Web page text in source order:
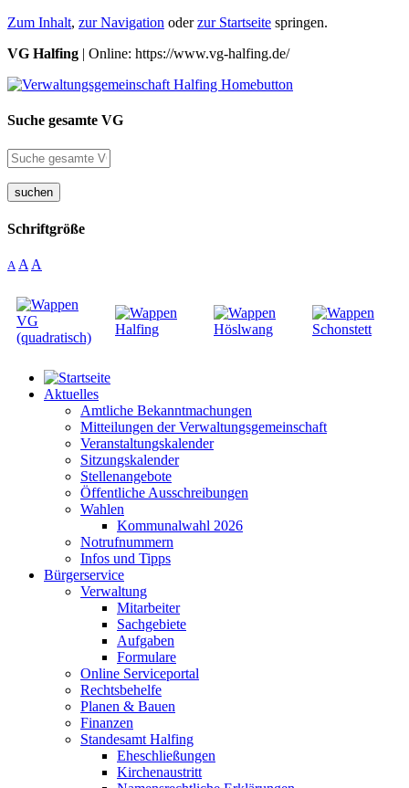
Zum Inhalt, zur Navigation oderzur Startseite springen.
VG Halfing | Online: https://www.vg-halfing.de/
Suche gesamte VG
suchen
Schriftgröße
A A A
Aktuelles
Amtliche Bekanntmachungen
Mitteilungen der Verwaltungsgemeinschaft
Veranstaltungskalender
Sitzungskalender
Stellenangebote
Öffentliche Ausschreibungen
Wahlen
Kommunalwahl 2026
Notrufnummern
Infos und Tipps
Bürgerservice
Verwaltung
Mitarbeiter
Sachgebiete
Aufgaben
Formulare
Online Serviceportal
Rechtsbehelfe
Planen & Bauen
Finanzen
Standesamt Halfing
Eheschließungen
Kirchenaustritt